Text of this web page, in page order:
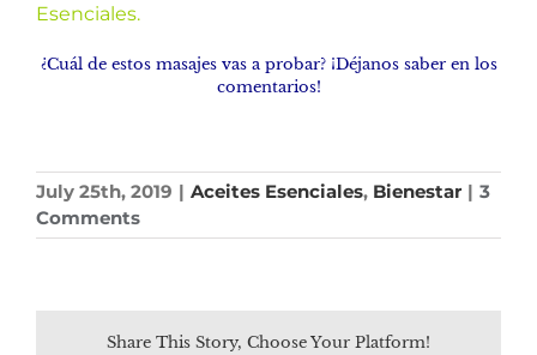
Esenciales.
¿Cuál de estos masajes vas a probar? ¡Déjanos saber en los
comentarios!
July 25th, 2019 | Aceites Esenciales, Bienestar | 3
Comments
Share This Story, Choose Your Platform!